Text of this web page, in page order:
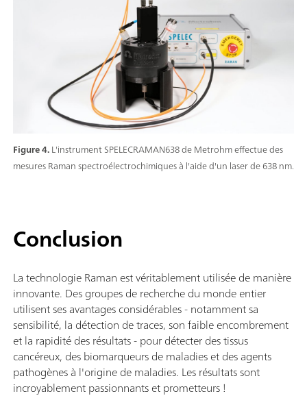
Figure 4.L'instrument SPELECRAMAN638 de Metrohm effectue des
mesures Raman spectroélectrochimiques à l'aide d'un laser de 638 nm.
Conclusion
La technologie Raman est véritablement utilisée de manière
innovante. Des groupes de recherche du monde entier
utilisent ses avantages considérables - notamment sa
sensibilité, la détection de traces, son faible encombrement
et la rapidité des résultats - pour détecter des tissus
cancéreux, des biomarqueurs de maladies et des agents
pathogènes à l'origine de maladies. Les résultats sont
incroyablement passionnants et prometteurs !